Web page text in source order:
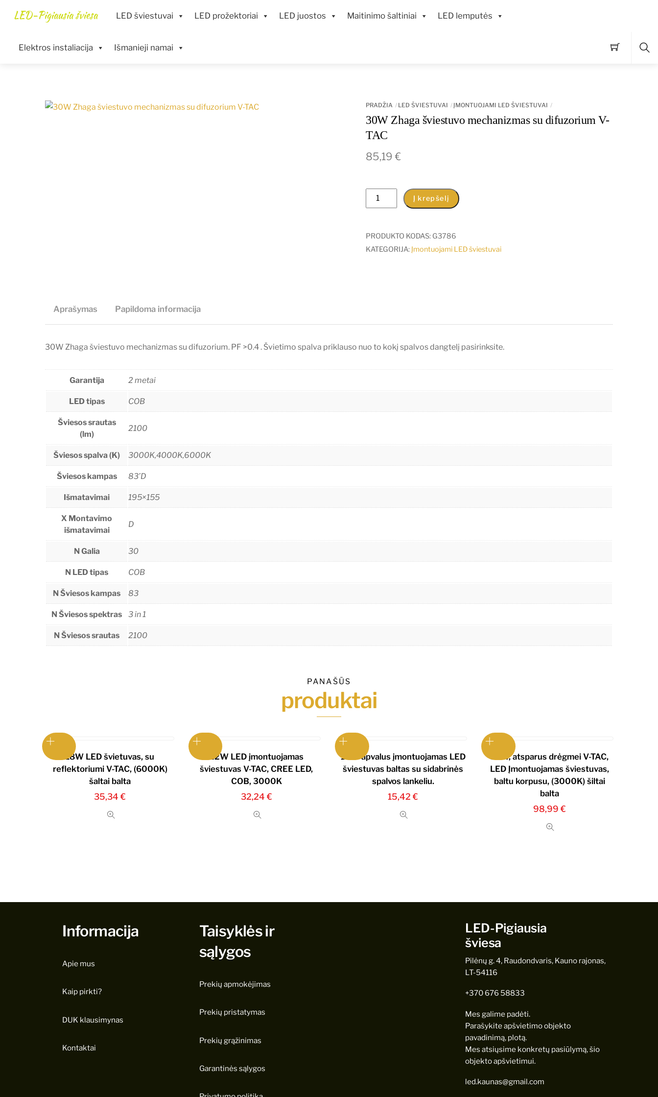
LED-Pigiausia šviesa LED šviestuvai LED prožektoriai LED juostos Maitinimo šaltiniai LED lemputės
Elektros instaliacija Išmanieji namai
PRADŽIA LED ŠVIESTUVAI ĮMONTUOJAMI LED ŠVIESTUVAI
30W Zhaga šviestuvo mechanizmas su difuzorium V-
TAC
85,19€
produkto
kiekis:
Zhaga
šviestuvo
Į krepšelį
PRODUKTO KODAS: G3786
KATEGORIJA: Įmontuojami LED šviestuvai
Aprašymas Papildoma informacija
30W Zhaga šviestuvo mechanizmas su difuzorium. PF >0.4 . Švietimo spalva priklauso nuo to kokį spalvos dangtelį pasirinksite.
Garantija 2 metai
LED tipas COB
Šviesos srautas
(lm)
2100
Šviesos spalva (K) 3000K,4000K,6000K
Šviesos kampas 83’D
Išmatavimai 195×155
X Montavimo
išmatavimai
D
N Galia 30
N LED tipas COB
N Šviesos kampas 83
N Šviesos spektras 3 in 1
N Šviesos srautas 2100
PANAŠŪS
produktai
18W LED švietuvas, su
reflektoriumi V-TAC, (6000K)
šaltai balta
35,34€
22W LED įmontuojamas
šviestuvas V-TAC, CREE LED,
COB, 3000K
32,24 €
10W apvalus įmontuojamas LED
šviestuvas baltas su sidabrinės
spalvos lankeliu.
15,42€
35W, atsparus drėgmei V-TAC,
LED Įmontuojamas šviestuvas,
baltu korpusu, (3000K) šiltai
balta
98,99 €
LED-Pigiausia
šviesa
Pilėnų g. 4, Raudondvaris, Kauno rajonas,
LT-54116
+370 676 58833
Mes galime padėti.
Parašykite apšvietimo objekto
pavadinimą, plotą.
Mes atsiųsime konkretų pasiūlymą, šio
objekto apšvietimui.
led.kaunas@gmail.com
Informacija
Apie mus
Kaip pirkti?
DUK klausimynas
Kontaktai
Taisyklės ir
sąlygos
Prekių apmokėjimas
Prekių pristatymas
Prekių grąžinimas
Garantinės sąlygos